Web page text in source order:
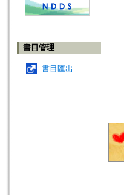
書目管理
書目匯出